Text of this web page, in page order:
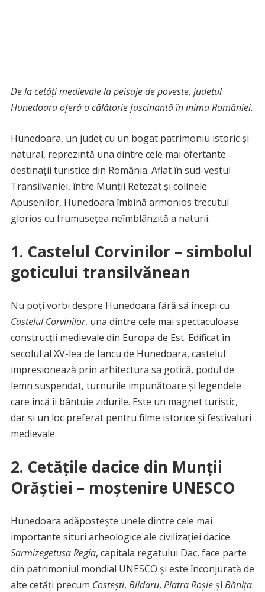
De la cetăți medievale la peisaje de poveste, județul
Hunedoara oferă o călătorie fascinantă în inima României.
Hunedoara, un județ cu un bogat patrimoniu istoric și
natural, reprezintă una dintre cele mai ofertante
destinații turistice din România. Aflat în sud-vestul
Transilvaniei, între Munții Retezat și colinele
Apusenilor, Hunedoara îmbină armonios trecutul
glorios cu frumusețea neîmblânzită a naturii.
1. Castelul Corvinilor – simbolul
goticului transilvănean
Nu poți vorbi despre Hunedoara fără să începi cu
Castelul Corvinilor, una dintre cele mai spectaculoase
construcții medievale din Europa de Est. Edificat în
secolul al XV-lea de Iancu de Hunedoara, castelul
impresionează prin arhitectura sa gotică, podul de
lemn suspendat, turnurile impunătoare și legendele
care încă îi bântuie zidurile. Este un magnet turistic,
dar și un loc preferat pentru filme istorice și festivaluri
medievale.
2. Cetățile dacice din Munții
Orăștiei – moștenire UNESCO
Hunedoara adăpostește unele dintre cele mai
importante situri arheologice ale civilizației dacice.
Sarmizegetusa Regia, capitala regatului Dac, face parte
din patrimoniul mondial UNESCO și este înconjurată de
alte cetăți precum Costești, Blidaru, Piatra Roșieși Bănița.